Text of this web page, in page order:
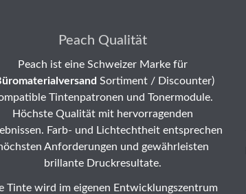
Peach Qualität
Peach ist eine Schweizer Marke für
Sortiment / Discounter)
Tintenpatronen und Tonermodule.
Höchste Qualität mit hervorragenden
Farb- und Lichtechtheit entsprechen
Anforderungen und gewährleisten
brillante Druckresultate.
Tinte wird im eigenen Entwicklungszentrum